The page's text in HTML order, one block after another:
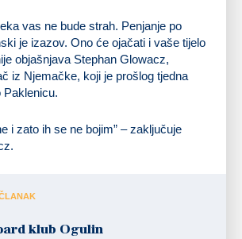
vas ne bude strah. Penjanje po
je izazov. Ono će ojačati i vaše tijelo
objašnjava Stephan Glowacz,
iz Njemačke, koji je prošlog tjedna
Paklenicu.
i zato ih se ne bojim” – zaključuje
klub Ogulin